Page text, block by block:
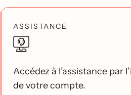
ASSISTANCE
Accédez à l’assistance par
de votre compte.